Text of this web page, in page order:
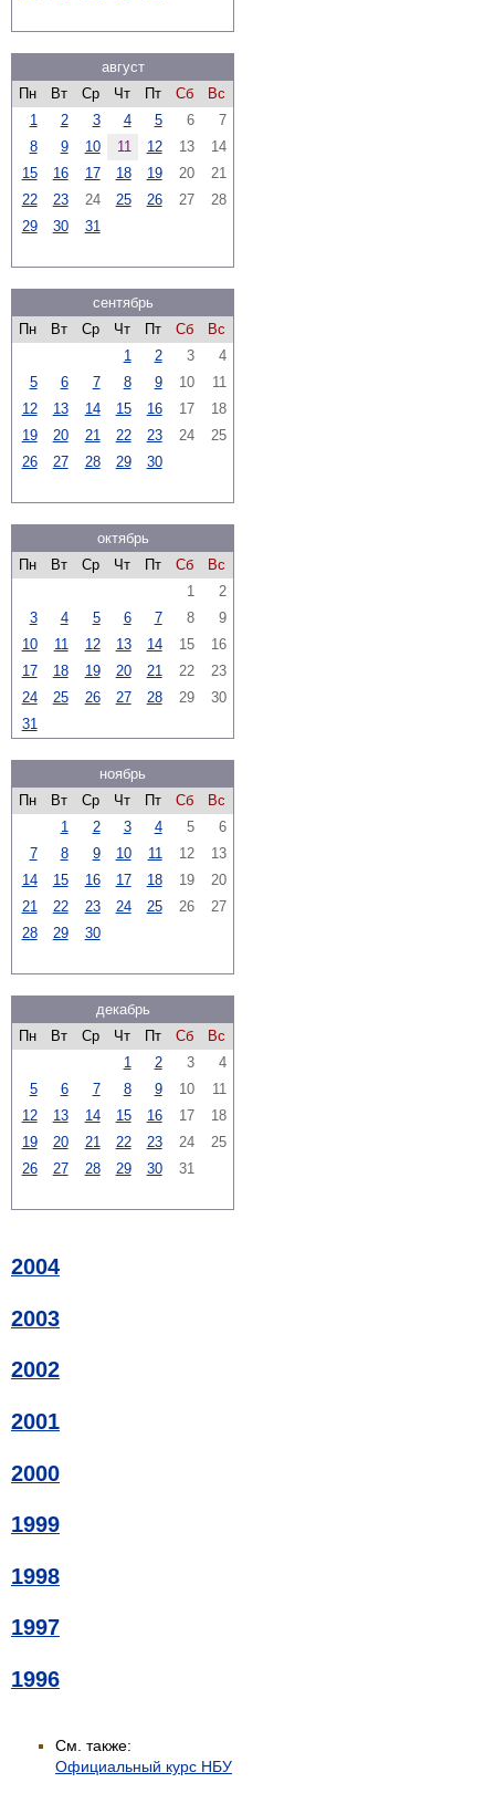
август
Пн
Вт Ср Чт Пт Сб
Вс
1
2 3 4 5 6
7
8
9 10 11 12 13
14
15
16 17 18 19 20
21
22
23 24 25 26 27
28
29
30 31
сентябрь
Пн
Вт Ср Чт Пт Сб
Вс
1
2 3
4
5
6 7 8 9 10
11
12
13 14 15 16 17
18
19
20 21 22 23 24
25
26
27 28 29 30
октябрь
Пн
Вт Ср Чт Пт Сб
Вс
1
2
3
4 5 6 7 8
9
10
11 12 13 14 15
16
17
18 19 20 21 22
23
24
25 26 27 28 29
30
31
ноябрь
Пн
Вт Ср Чт Пт Сб
Вс
1
2 3 4 5
6
7
8 9 10 11 12
13
14
15 16 17 18 19
20
21
22 23 24 25 26
27
28
29 30
декабрь
Пн
Вт Ср Чт Пт Сб
Вс
1
2 3
4
5
6 7 8 9 10
11
12
13 14 15 16 17
18
19
20 21 22 23 24
25
26
27 28 29 30 31
2004
2003
2002
2001
2000
1999
1998
1997
1996
См. также:
Официальный курс НБУ